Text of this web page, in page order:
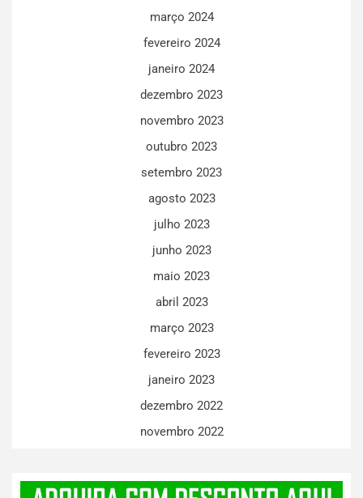
março 2024
fevereiro 2024
janeiro 2024
dezembro 2023
novembro 2023
outubro 2023
setembro 2023
agosto 2023
julho 2023
junho 2023
maio 2023
abril 2023
março 2023
fevereiro 2023
janeiro 2023
dezembro 2022
novembro 2022